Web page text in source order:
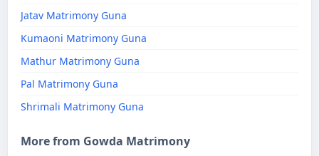
Jatav Matrimony Guna
Kumaoni Matrimony Guna
Mathur Matrimony Guna
Pal Matrimony Guna
Shrimali Matrimony Guna
More from Gowda Matrimony